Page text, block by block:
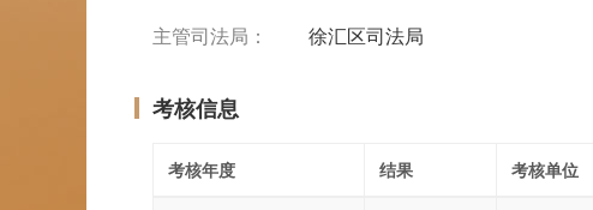
主管司法局：
徐汇区司法局
考核信息
考核年度 结果 考核单位